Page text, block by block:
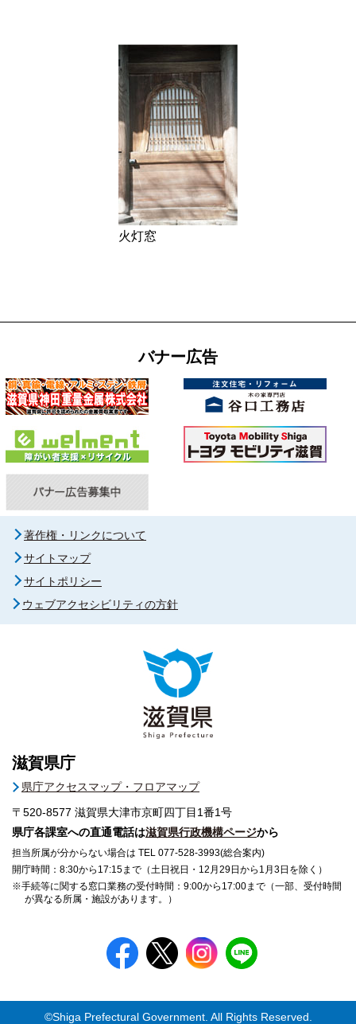
火灯窓
バナー広告
著作権・リンクについて
サイトマップ
サイトポリシー
ウェブアクセシビリティの方針
滋賀県庁
県庁アクセスマップ・フロアマップ
〒520-8577 滋賀県大津市京町四丁目1番1号
県庁各課室への直通電話は滋賀県行政機構ページから
担当所属が分からない場合は TEL 077-528-3993(総合案内)
開庁時間：8:30から17:15まで（土日祝日・12月29日から1月3日を除く）
※手続等に関する窓口業務の受付時間：9:00から17:00まで（一部、受付時間
が異なる所属・施設があります。）
©Shiga Prefectural Government. All Rights Reserved.